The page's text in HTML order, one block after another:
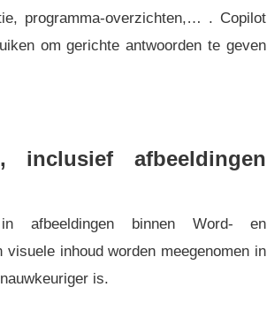
programma-overzichten,… . Copilot
om gerichte antwoorden te geven
inclusief afbeeldingen
afbeeldingen binnen Word- en
inhoud worden meegenomen in
is.